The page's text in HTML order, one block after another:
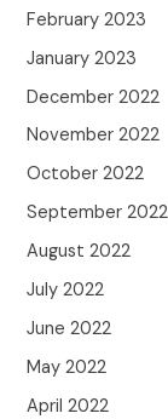
February 2023
January 2023
December 2022
November 2022
October 2022
September 2022
August 2022
July 2022
June 2022
May 2022
April 2022